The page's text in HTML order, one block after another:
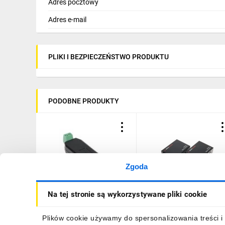
Zgoda
Na tej stronie są wykorzystywane pliki cookie
Plików cookie używamy do spersonalizowania treści
Adres pocztowy
Adres e-mail
PLIKI I BEZPIECZEŃSTWO PRODUKTU
PODOBNE PRODUKTY
Konwerter USB/RS485
11,55 złbrutto
Media konwerter
jednomodowy - zestaw
306,66 złbrutto